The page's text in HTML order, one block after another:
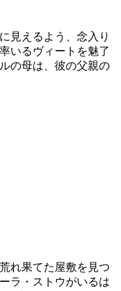
見えるよう、念入り
いるヴィートを魅了
の母は、彼の父親の
れ果てた屋敷を見つ
ラ・ストウがいるは